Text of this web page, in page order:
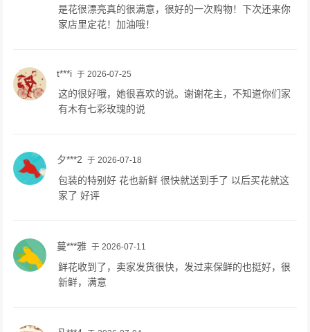
是花很漂亮真的很满意，很好的一次购物！下次还来你
家店里定花！加油哦！
t***i 于 2026-07-25
这的很好哦，她很喜欢的说。谢谢花主，不知道你们家
有木有七彩玫瑰的说
夕***2 于 2026-07-18
包装的特别好 花也新鲜 很快就送到手了 以后买花就这
家了 好评
蔓***雅 于 2026-07-11
鲜花收到了，卖家发货很快，发过来保鲜的也挺好，很
新鲜，满意